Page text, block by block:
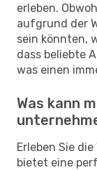
erleben.
aufgrund der
sein könnten,
dass beliebte
was einen
Was kann
Erleben Sie
bietet eine